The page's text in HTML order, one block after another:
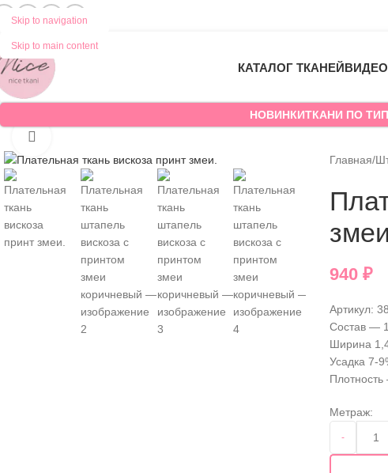
Skip to navigation
Skip to main content
КАТАЛОГ ТКАНЕЙВИДЕО
НОВИНКИТКАНИ ПО
Главная/
940₽
Артикул:
Состав —
Ширина
Усадка 7-
Метраж:
-